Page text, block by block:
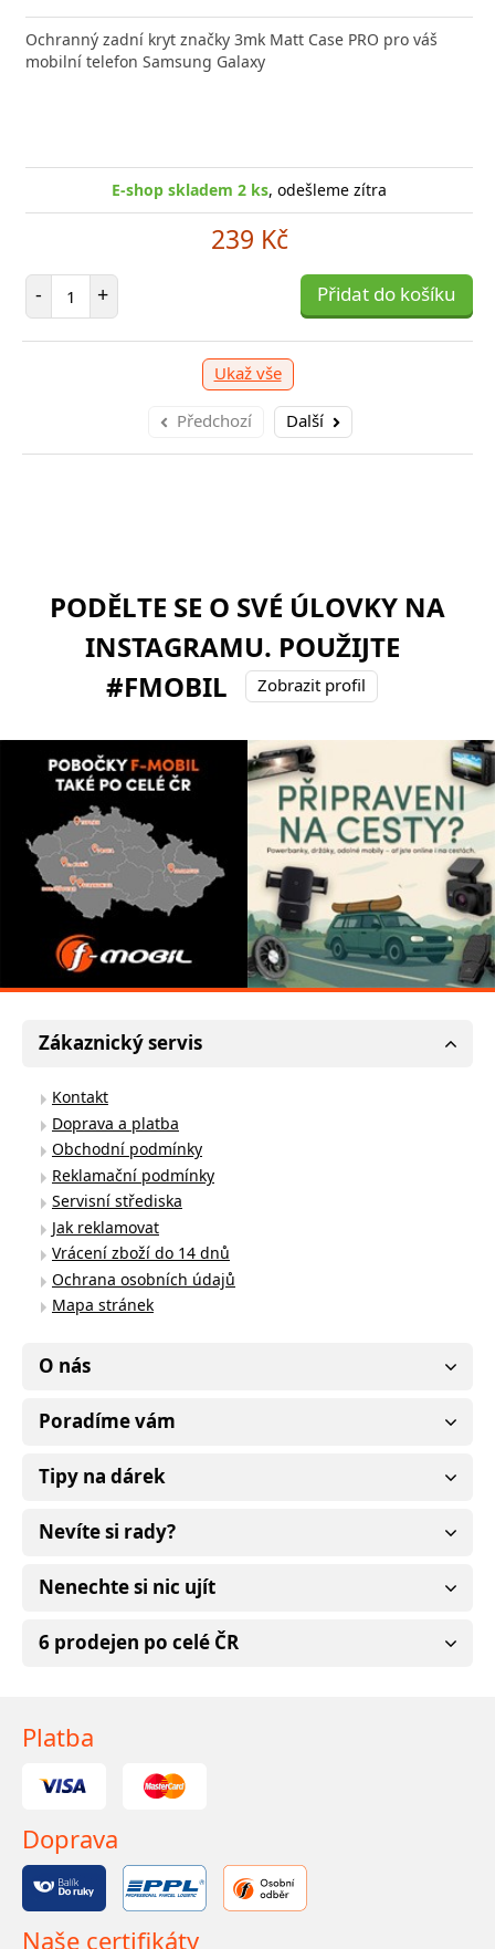
Ochranný zadní kryt značky 3mk Matt Case PRO pro váš
mobilní telefon Samsung Galaxy
E-shop skladem 2 ks, odešleme zítra
239 Kč
- Počet položek
+ Přidat do košíku
Ukaž vše
Předchozí Další
PODĚLTE SE O SVÉ ÚLOVKY NA
INSTAGRAMU. POUŽIJTE
#FMOBIL
Zobrazit profil
Zákaznický servis
Kontakt
Doprava a platba
Obchodní podmínky
Reklamační podmínky
Servisní střediska
Jak reklamovat
Vrácení zboží do 14 dnů
Ochrana osobních údajů
Mapa stránek
O nás
Poradíme vám
Tipy na dárek
Nevíte si rady?
Nenechte si nic ujít
6 prodejen po celé ČR
Platba
Doprava
Naše certifikáty